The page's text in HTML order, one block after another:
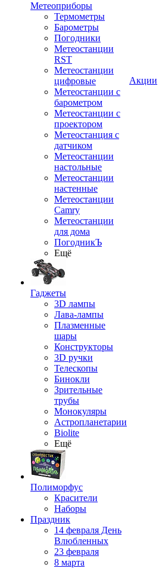
Метеоприборы
Термометры
Барометры
Погодники
Метеостанции
RST
Метеостанции
цифровые
Метеостанции с
барометром
Метеостанции с
проектором
Метеостанция с
датчиком
Метеостанции
настольные
Метеостанции
настенные
Метеостанции
Camry
Метеостанции
для дома
ПогодникЪ
Ещё
Гаджеты
3D лампы
Лава-лампы
Плазменные
шары
Конструкторы
3D ручки
Телескопы
Бинокли
Зрительные
трубы
Монокуляры
Астропланетарии
Biolite
Ещё
Полиморфус
Красители
Наборы
Праздник
14 февраля День
Влюбленных
23 февраля
8 марта
Акции